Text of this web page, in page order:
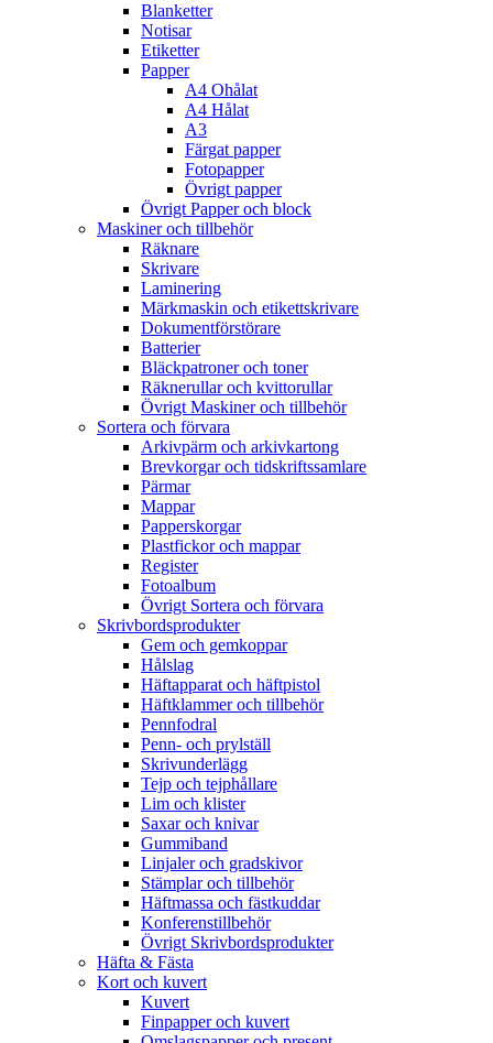
Blanketter
Notisar
Etiketter
Papper
A4 Ohålat
A4 Hålat
A3
Färgat papper
Fotopapper
Övrigt papper
Övrigt Papper och block
Maskiner och tillbehör
Räknare
Skrivare
Laminering
Märkmaskin och etikettskrivare
Dokumentförstörare
Batterier
Bläckpatroner och toner
Räknerullar och kvittorullar
Övrigt Maskiner och tillbehör
Sortera och förvara
Arkivpärm och arkivkartong
Brevkorgar och tidskriftssamlare
Pärmar
Mappar
Papperskorgar
Plastfickor och mappar
Register
Fotoalbum
Övrigt Sortera och förvara
Skrivbordsprodukter
Gem och gemkoppar
Hålslag
Häftapparat och häftpistol
Häftklammer och tillbehör
Pennfodral
Penn- och prylställ
Skrivunderlägg
Tejp och tejphållare
Lim och klister
Saxar och knivar
Gummiband
Linjaler och gradskivor
Stämplar och tillbehör
Häftmassa och fästkuddar
Konferenstillbehör
Övrigt Skrivbordsprodukter
Häfta & Fästa
Kort och kuvert
Kuvert
Finpapper och kuvert